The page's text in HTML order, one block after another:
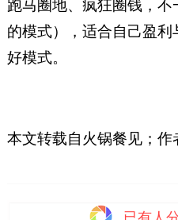
跑马圈地、疯狂圈钱，
的模式），适合自己盈
好模式。
本文转载自火锅餐见；作